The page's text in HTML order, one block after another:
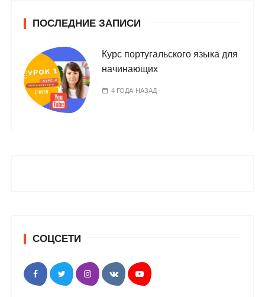
ПОСЛЕДНИЕ ЗАПИСИ
Курс португальского языка для
начинающих
4 ГОДА НАЗАД
СОЦСЕТИ